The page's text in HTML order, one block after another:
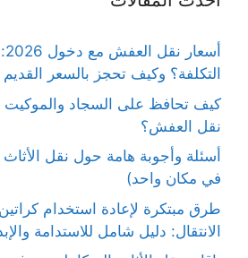
التكلفة؟ وكيف تحجز بالسعر
كيف تحافظ على السجاد والموكيت
نقل العفش؟
أسئلة وأجوبة هامة حول نقل
في مكان واحد)
طرق مبتكرة لإعادة استخدام
الانتقال: دليل شامل للاستدامة